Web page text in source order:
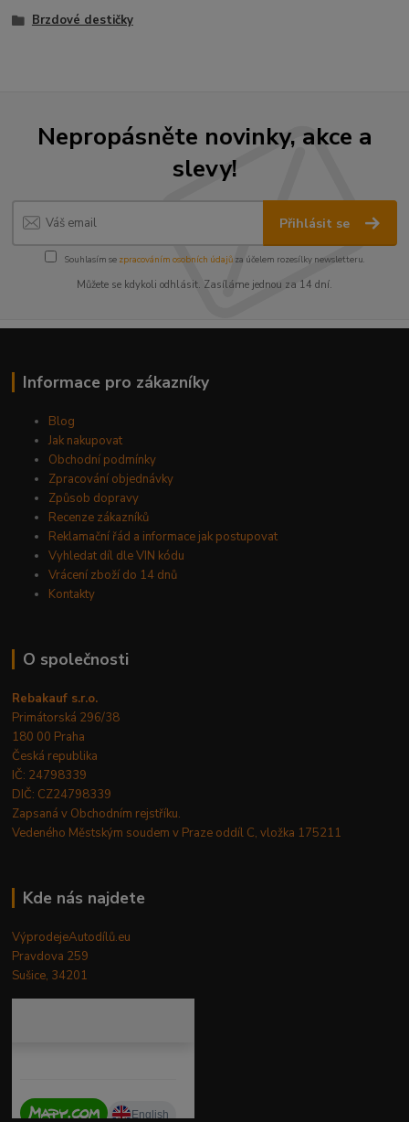
Brzdové destičky
Nepropásněte novinky, akce a
slevy!
Přihlásit se
Souhlasím se zpracováním osobních údajůza účelem rozesílky newsletteru.
Můžete se kdykoli odhlásit. Zasíláme jednou za 14 dní.
Informace pro zákazníky
Blog
Jak nakupovat
Obchodní podmínky
Zpracování objednávky
Způsob dopravy
Recenze zákazníků
Reklamační řád a informace jak postupovat
Vyhledat díl dle VIN kódu
Vrácení zboží do 14 dnů
Kontakty
O společnosti
Rebakauf s.r.o.
Primátorská 296/38
180 00 Praha
Česká republika
IČ: 24798339
DIČ: CZ24798339
Zapsaná v Obchodním rejstříku.
Vedeného Městským soudem v Praze oddíl C, vložka 175211
Kde nás najdete
VýprodejeAutodílů.eu
Pravdova 259
Sušice, 34201